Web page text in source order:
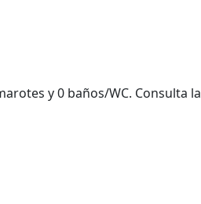
y 0 baños/WC. Consulta la